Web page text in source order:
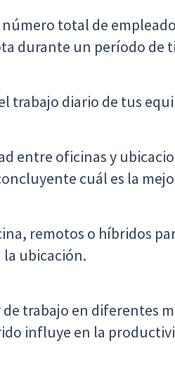
total de
durante un período de
trabajo diario de tus
entre oficinas y
cuál es la
remotos o híbridos
la ubicación.
trabajo en diferentes
influye en la